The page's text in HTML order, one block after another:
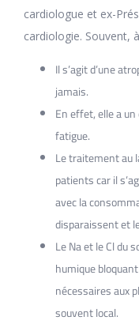
cardiologue et ex-
cardiologie. Souvent,
Il s’agit d’une
jamais.
En effet, elle a
fatigue.
Le traitement au
patients car il
avec la
disparaissent et
Le Na et le Cl du
humique
nécessaires aux
souvent local.